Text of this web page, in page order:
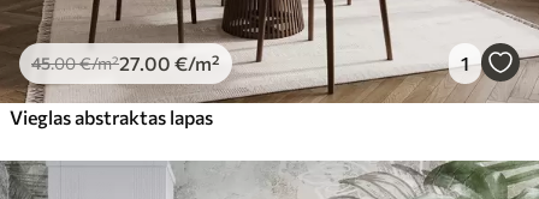
45.00€/m²27 .00 €/m² 1
Vieglas abstraktas lapas